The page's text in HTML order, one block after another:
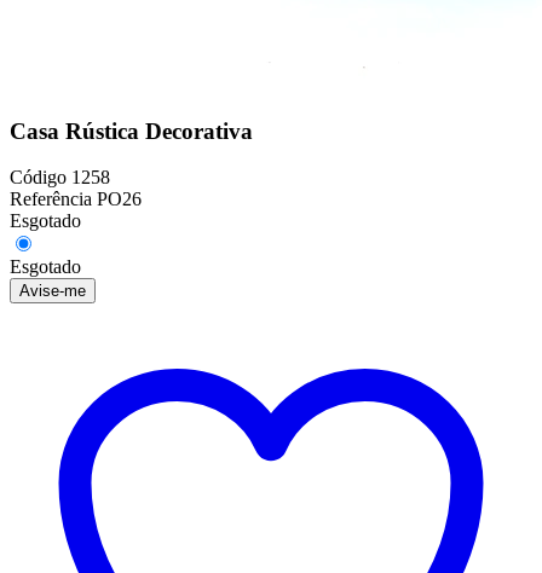
Casa Rústica Decorativa
Código 1258
Referência PO26
Esgotado
Esgotado
Avise-me